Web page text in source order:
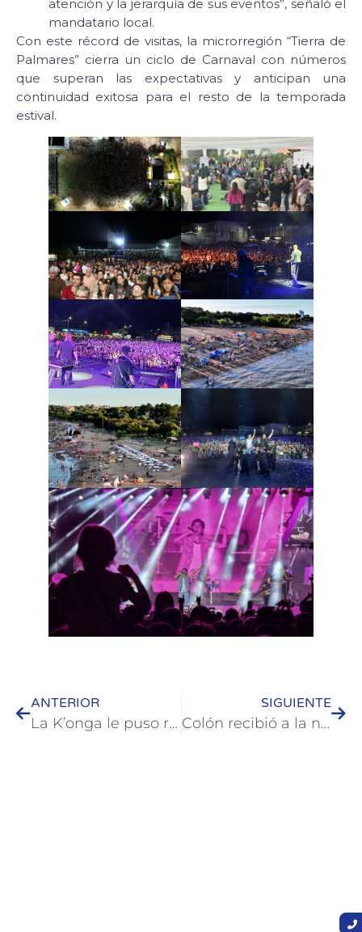
atención y la jerarquía de sus eventos”, señaló el
mandatario local.
Con este récord de visitas, la microrregión “Tierra de
Palmares” cierra un ciclo de Carnaval con números
que superan las expectativas y anticipan una
continuidad exitosa para el resto de la temporada
estival.
ANTERIOR
La K’onga le puso ritmo y color al gran cierre de la 41° Fiesta Nacional de la Artesanía 2026
SIGUIENTE
Colón recibió a la nueva conducción de FEHGRA en una recorrida institucional por el Palacio de Turismo